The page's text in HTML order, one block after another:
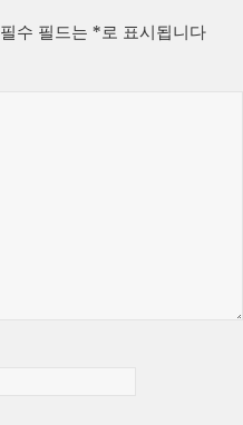
필수 필드는 *로 표시됩니다